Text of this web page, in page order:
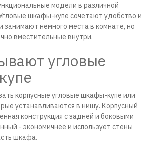
модели в различной
шкафы-купе сочетают удобство и
занимают немного места в комнате, но
вместительные внутри.
угловые
корпусные угловые шкафы-купе или
устанавливаются в нишу. Корпусный
конструкция с задней и боковыми
- экономичнее и использует стены
шкафа.